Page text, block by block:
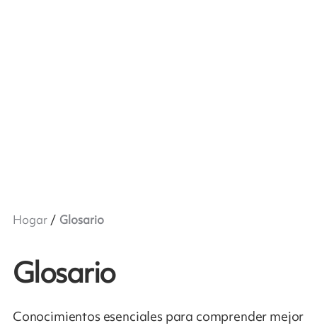
Hogar Glosario
Glosario
Conocimientos esenciales para comprender mejor